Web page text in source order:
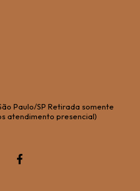
Paulo/SP Retirada somente
atendimento presencial)